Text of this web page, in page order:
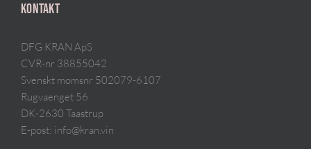
KONTAKT
DFG KRAN ApS
CVR-nr 38855042
Svenskt momsnr 502079-6107
Rugvaenget 56
DK-2630 Taastrup
E-post: info@kran.vin